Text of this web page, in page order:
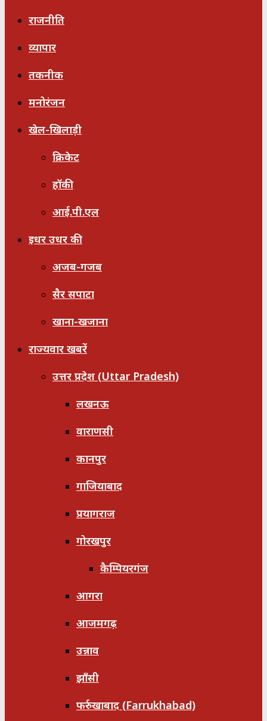
राजनीति
व्यापार
तकनीक
मनोरंजन
खेल-खिलाड़ी
क्रिकेट
हॉकी
आई.पी.एल
इधर उधर की
अजब-गजब
सैर सपाटा
खाना-खजाना
राज्यवार खबरें
उत्तर प्रदेश (Uttar Pradesh)
लखनऊ
वाराणसी
कानपुर
गाजियाबाद
प्रयागराज
गोरखपुर
कैम्पियरगंज
आगरा
आजमगढ़
उन्नाव
झाँसी
फर्रुखाबाद (Farrukhabad)